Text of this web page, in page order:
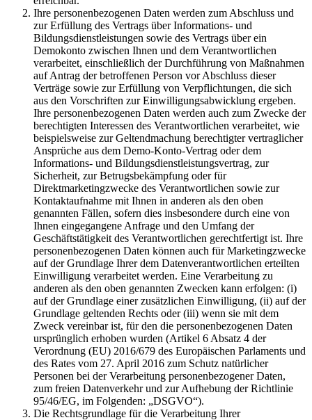
Ihre personenbezogenen Daten werden zum Abschluss und
zur Erfüllung des Vertrags über Informations- und
Bildungsdienstleistungen sowie des Vertrags über ein
Demokonto zwischen Ihnen und dem Verantwortlichen
verarbeitet, einschließlich der Durchführung von Maßnahmen
auf Antrag der betroffenen Person vor Abschluss dieser
Verträge sowie zur Erfüllung von Verpflichtungen, die sich
aus den Vorschriften zur Einwilligungsabwicklung ergeben.
Ihre personenbezogenen Daten werden auch zum Zwecke der
berechtigten Interessen des Verantwortlichen verarbeitet, wie
beispielsweise zur Geltendmachung berechtigter vertraglicher
Ansprüche aus dem Demo-Konto-Vertrag oder dem
Informations- und Bildungsdienstleistungsvertrag, zur
Sicherheit, zur Betrugsbekämpfung oder für
Direktmarketingzwecke des Verantwortlichen sowie zur
Kontaktaufnahme mit Ihnen in anderen als den oben
genannten Fällen, sofern dies insbesondere durch eine von
Ihnen eingegangene Anfrage und den Umfang der
Geschäftstätigkeit des Verantwortlichen gerechtfertigt ist. Ihre
personenbezogenen Daten können auch für Marketingzwecke
auf der Grundlage Ihrer dem Datenverantwortlichen erteilten
Einwilligung verarbeitet werden. Eine Verarbeitung zu
anderen als den oben genannten Zwecken kann erfolgen: (i)
auf der Grundlage einer zusätzlichen Einwilligung, (ii) auf der
Grundlage geltenden Rechts oder (iii) wenn sie mit dem
Zweck vereinbar ist, für den die personenbezogenen Daten
ursprünglich erhoben wurden (Artikel 6 Absatz 4 der
Verordnung (EU) 2016/679 des Europäischen Parlaments und
des Rates vom 27. April 2016 zum Schutz natürlicher
Personen bei der Verarbeitung personenbezogener Daten,
zum freien Datenverkehr und zur Aufhebung der Richtlinie
95/46/EG, im Folgenden: „DSGVO“).
Die Rechtsgrundlage für die Verarbeitung Ihrer